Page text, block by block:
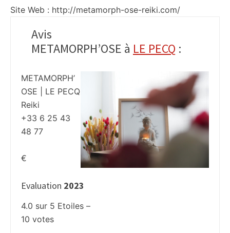
Site Web : http://metamorph-ose-reiki.com/
Avis
METAMORPH’OSE à LE PECQ :
METAMORPH’
OSE | LE PECQ
Reiki
+33 6 25 43
48 77
€
Evaluation 2023
4.0 sur 5 Etoiles –
10 votes